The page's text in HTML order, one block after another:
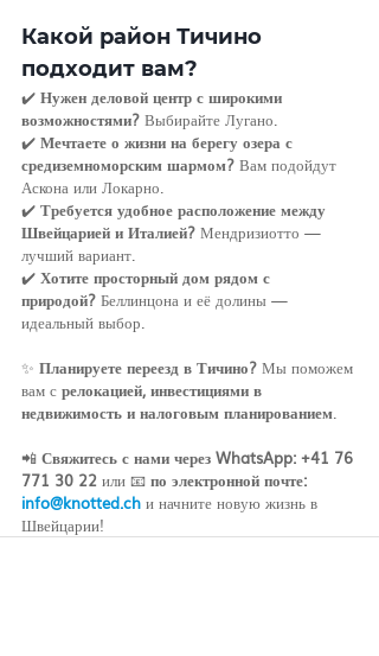
Какой район Тичино
подходит вам?
✔️ Нужен деловой центр с широкими
возможностями? Выбирайте Лугано.
✔️ Мечтаете о жизни на берегу озера с
средиземноморским шармом? Вам подойдут
Аскона или Локарно.
✔️ Требуется удобное расположение между
Швейцарией и Италией? Мендризиотто —
лучший вариант.
✔️ Хотите просторный дом рядом с
природой? Беллинцона и её долины —
идеальный выбор.
✨ Планируете переезд в Тичино? Мы поможем
вам с релокацией, инвестициями в
недвижимость и налоговым планированием
📲 Свяжитесь с нами через WhatsApp: +41 76
771 30 22 или 📧 по электронной почте:
info@knotted.ch и начните новую жизнь в
Швейцарии!